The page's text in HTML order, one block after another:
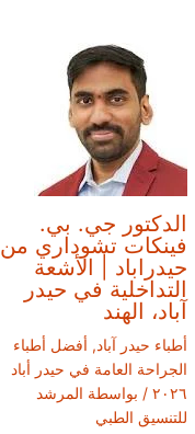
الدكتور جي. بي.
فينكات تشوداري من
حيدراباد | الأشعة
التداخلية في حيدر
آباد، الهند
أطباء حيدر آباد, أفضل أطباء
الجراحة العامة في حيدر أباد
٢٠٢٦ / بواسطة المرشد
للتنسيق الطبي